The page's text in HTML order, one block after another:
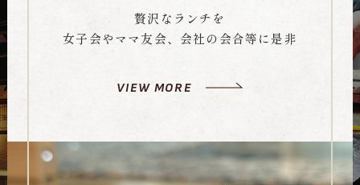
贅沢なランチを
女子会やママ友会、会社の会合等に是非
VIEW MORE